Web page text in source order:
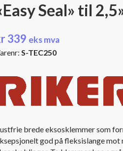
Seal» til
339 eks mva
S-TEC250
brede eksosklemmer som
god på fleksislange